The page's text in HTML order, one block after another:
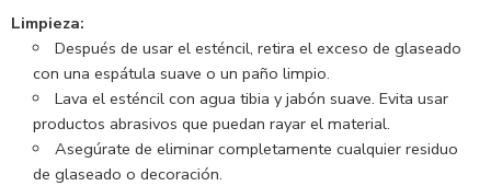
Limpieza:
Después de usar el esténcil, retira el exceso de glaseado
con una espátula suave o un paño limpio.
Lava el esténcil con agua tibia y jabón suave.Evita usar
productos abrasivos que puedan rayar el material.
Asegúrate de eliminar completamente cualquier residuo
de glaseado o decoración.